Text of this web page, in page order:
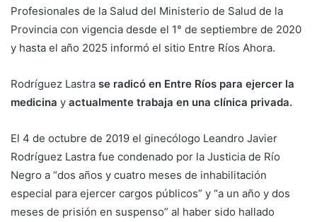
Profesionales de la Salud del Ministerio de Salud de la
Provincia con vigencia desde el 1° de septiembre de 2020
y hasta el año 2025 informó el sitio Entre Ríos Ahora.
Rodríguez Lastra se radicó en Entre Ríos para ejercer la
medicina y actualmente trabaja en una clínica privada.
El 4 de octubre de 2019 el ginecólogo Leandro Javier
Rodríguez Lastra fue condenado por la Justicia de Río
Negro a “dos años y cuatro meses de inhabilitación
especial para ejercer cargos públicos” y “a un año y dos
meses de prisión en suspenso” al haber sido hallado